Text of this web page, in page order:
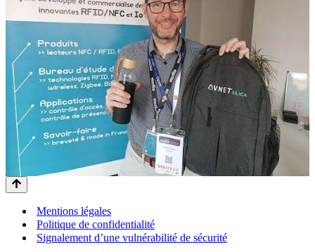
Mentions légales
Politique de confidentialité
Signalement d’une vulnérabilité de sécurité